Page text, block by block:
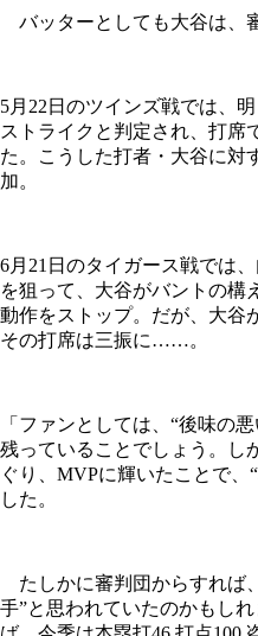
バッターとしても大谷は、
5月22日のツインズ戦では、
ストライクと判定され、打席
た。こうした打者・大谷に対
加。
6月21日のタイガース戦では
を狙って、大谷がバントの構
動作をストップ。だが、大谷
その打席は三振に……。
「ファンとしては、“後味の
残っていることでしょう。し
ぐり、MVPに輝いたことで、
した。
たしかに審判団からすれば
手”と思われていたのかもし